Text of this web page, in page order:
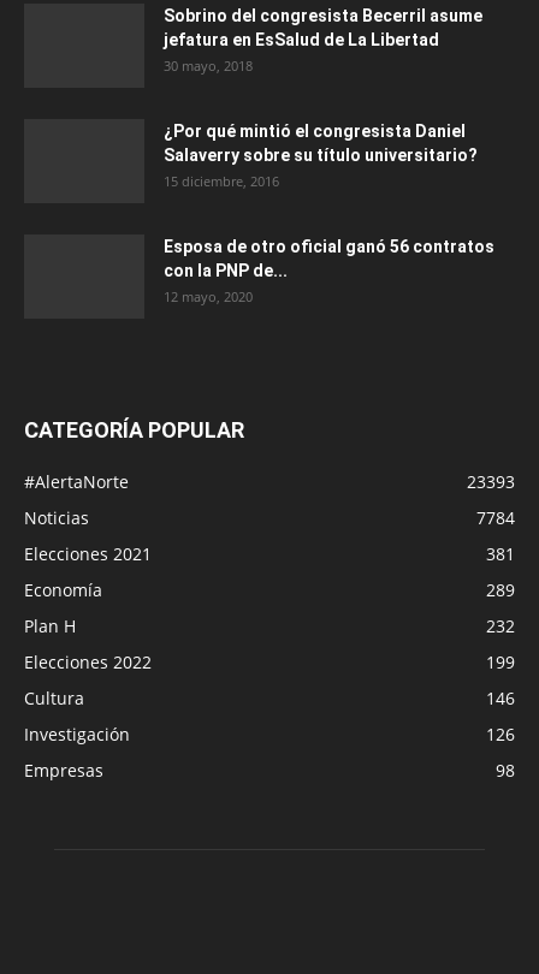
Sobrino del congresista Becerril asume
jefatura en EsSalud de La Libertad
30 mayo, 2018
¿Por qué mintió el congresista Daniel
Salaverry sobre su título universitario?
15 diciembre, 2016
Esposa de otro oficial ganó 56 contratos
con la PNP de...
12 mayo, 2020
CATEGORÍA POPULAR
#AlertaNorte
23393
Noticias
7784
Elecciones 2021
381
Economía
289
Plan H
232
Elecciones 2022
199
Cultura
146
Investigación
126
Empresas
98